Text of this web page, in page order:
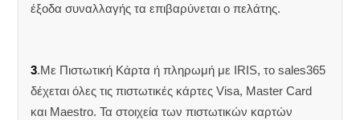
έξοδα συναλλαγής τα επιβαρύνεται ο πελάτης.
3.Με Πιστωτική Κάρτα ή πληρωμή με IRIS, το sales365
δέχεται όλες τις πιστωτικές κάρτες Visa, Master Card
και Maestro. Τα στοιχεία των πιστωτικών καρτών